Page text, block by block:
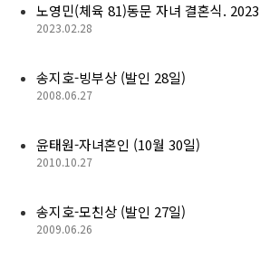
노영민(체육 81)동문 자녀 결혼식.
2023.02.28
송지호-빙부상 (발인 28일)
2008.06.27
윤태원-자녀혼인 (10월 30일)
2010.10.27
송지호-모친상 (발인 27일)
2009.06.26